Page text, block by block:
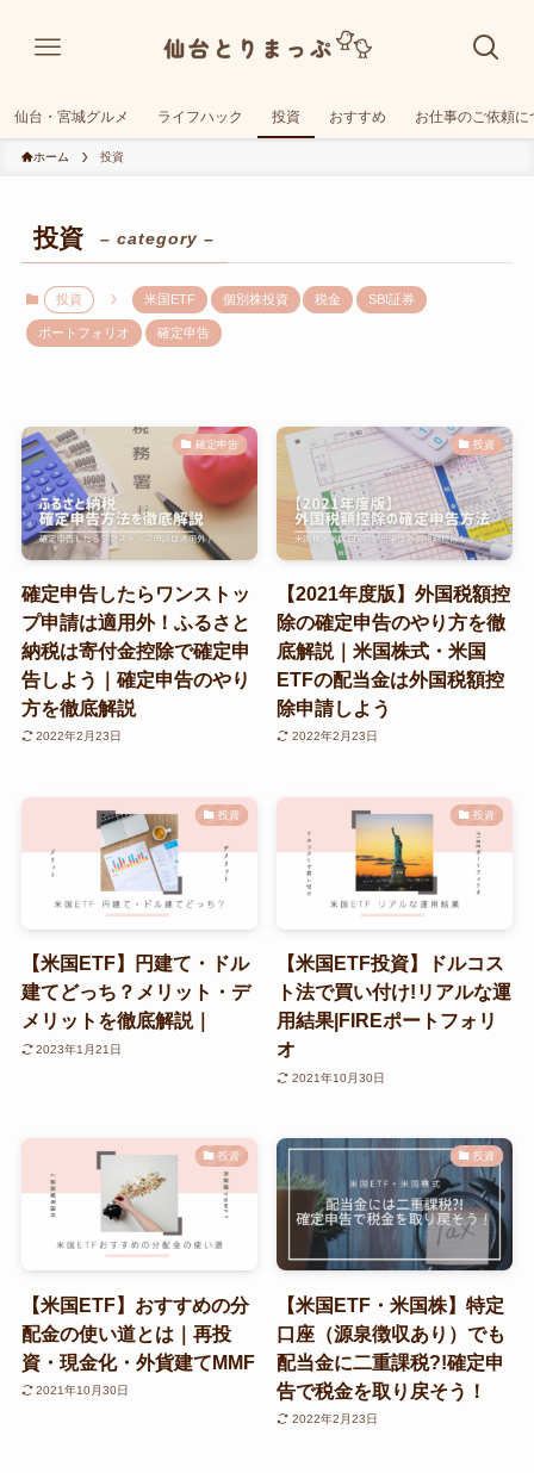
仙台・宮城グルメ ライフハック 投資 おすすめ お仕事のご依頼に
ホーム 投資
投資 – category –
投資 米国ETF 個別株投資 税金 SBI証券
ポートフォリオ 確定申告
確定申告
確定申告したらワンストッ
プ申請は適用外！ふるさと
納税は寄付金控除で確定申
告しよう｜確定申告のやり
方を徹底解説
2022年2月23日
投資
【2021年度版】外国税額控
除の確定申告のやり方を徹
底解説｜米国株式・米国
ETFの配当金は外国税額控
除申請しよう
2022年2月23日
投資
【米国ETF】円建て・ドル
建てどっち？メリット・デ
メリットを徹底解説｜
2023年1月21日
投資
【米国ETF投資】ドルコス
ト法で買い付け!リアルな運
用結果|FIREポートフォリ
オ
2021年10月30日
投資
【米国ETF】おすすめの分
配金の使い道とは｜再投
資・現金化・外貨建てMMF
2021年10月30日
投資
【米国ETF・米国株】特定
口座（源泉徴収あり）でも
配当金に二重課税?!確定申
告で税金を取り戻そう！
2022年2月23日